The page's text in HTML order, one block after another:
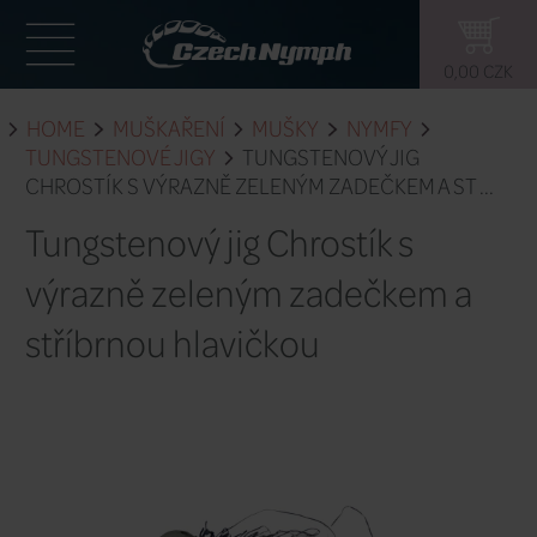
HOME MUŠKAŘENÍ MUŠKY
TUNGSTENOVÉ JIGY
CHROSTÍK S VÝRAZNĚ ZELENÝM
Tungstenový jig
stříbrnou hlavičkou